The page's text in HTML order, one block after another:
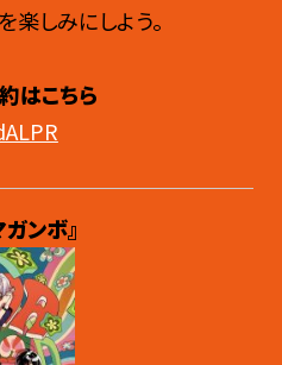
楽しみにしよう。
はこちら
ンボ』